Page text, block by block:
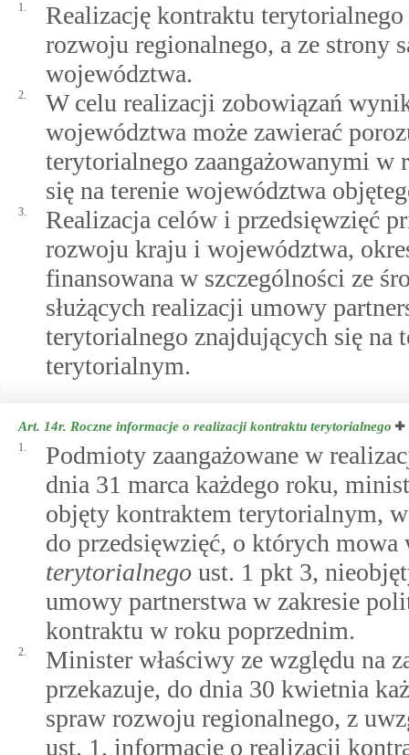
1.
Realizację kontraktu
rozwoju regionalnego, a ze strony
województwa.
2.
W celu realizacji zobowiązań
województwa może zawierać
terytorialnego zaangażowanymi w
się na terenie województwa
3.
Realizacja celów i przedsięwzięć
rozwoju kraju i województwa,
finansowana w szczególności ze
służących realizacji umowy
terytorialnego znajdujących się na
terytorialnym.
Art. 14r. Roczne informacje o realizacji kontraktu terytorialnego
1.
Podmioty zaangażowane w
dnia 31 marca każdego roku,
objęty kontraktem terytorialnym,
do przedsięwzięć, o których
terytorialnego ust. 1 pkt 3,
umowy partnerstwa w zakresie
kontraktu w roku poprzednim.
2.
Minister właściwy ze względu na
przekazuje, do dnia 30 kwietnia
spraw rozwoju regionalnego, z
ust. 1, informację o realizacji